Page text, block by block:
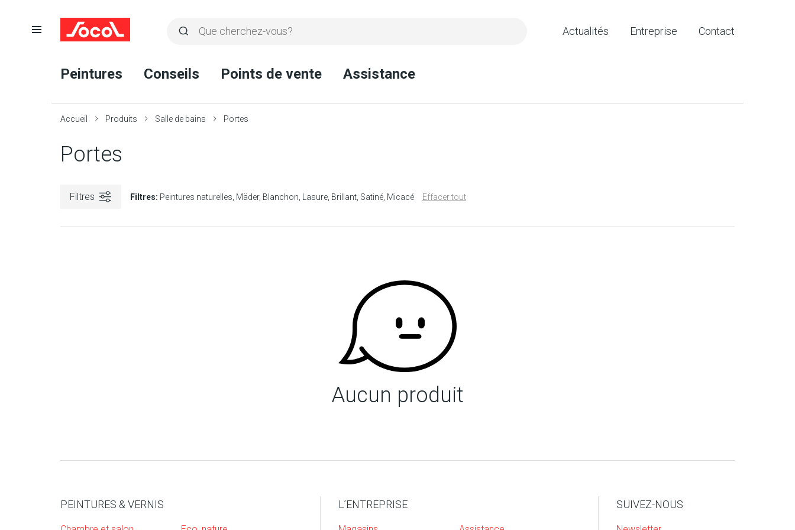
Rechercher
recherche
Ouvrir
Peintures Conseils Points de vente Assistance
Actualités Entreprise Contact
Accueil Produits Salle de bains Portes
Portes
Filtres Filtres: Peintures naturelles Mäder Blanchon Lasure Brillant Satiné Micacé Effacer tout
Aucun produit
PEINTURES & VERNIS L’ENTREPRISE SUIVEZ-NOUS